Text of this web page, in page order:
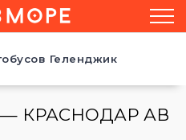
Геленджик
КРАСНОДАР АВ